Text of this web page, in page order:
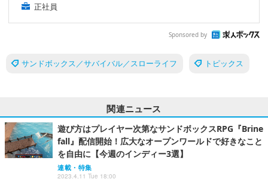
正社員
Sponsored by
サンドボックス／サバイバル／スローライフ トピックス
関連ニュース
遊び方はプレイヤー次第なサンドボックスRPG『Brine
fall』配信開始！広大なオープンワールドで好きなこと
を自由に【今週のインディー3選】
連載・特集
2023.4.11 Tue 18:00